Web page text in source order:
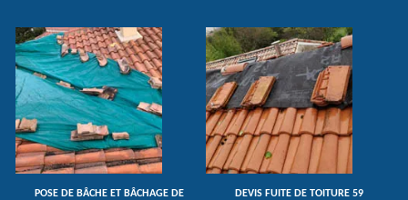
POSE DE BÂCHE ET BÂCHAGE DE
DEVIS FUITE DE TOITURE 59